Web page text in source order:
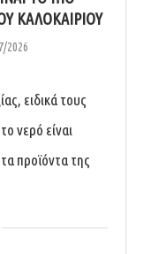
ΚΑΛΟΚΑΙΡΙΟΎ
2026
ειδικά τους
νερό είναι
προϊόντα της